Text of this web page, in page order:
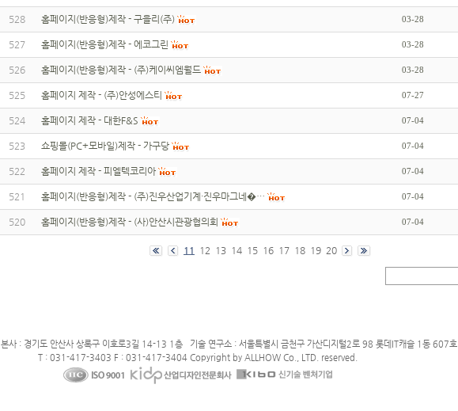
528 홈페이지(반응형)제작 - 구을리(주) 03-28
527 홈페이지(반응형)제작 - 에코그린 03-28
526 홈페이지(반응형)제작 - (주)케이씨엠월드 03-28
525 홈페이지 제작 - (주)안성에스티 07-27
524 홈페이지 제작 - 대한F&S 07-04
523 쇼핑몰(PC+모바일)제작 - 가구당 07-04
522 홈페이지 제작 - 피엘텍코리아 07-04
521 홈페이지(반응형)제작 - (주)진우산업기계·진우마그네�… 07-04
520 홈페이지(반응형)제작 - (사)안산시관광협의회 07-04
11 12 13 14 15 16 17 18 19 20
본사 : 경기도 안산사 상록구 이호로3길 14-13 1층 기술 연구소 : 서울특별시 금천구 가산디지털2로 98 롯데IT캐슬 1동 607호
T : 031-417-3403 F : 031-417-3404 Copyright by ALLHOW Co., LTD. reserved.